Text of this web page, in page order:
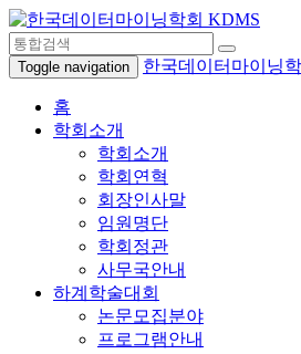
Toggle navigation 한국데이터마이닝
홈
학회소개
학회소개
학회연혁
회장인사말
임원명단
학회정관
사무국안내
하계학술대회
논문모집분야
프로그램안내